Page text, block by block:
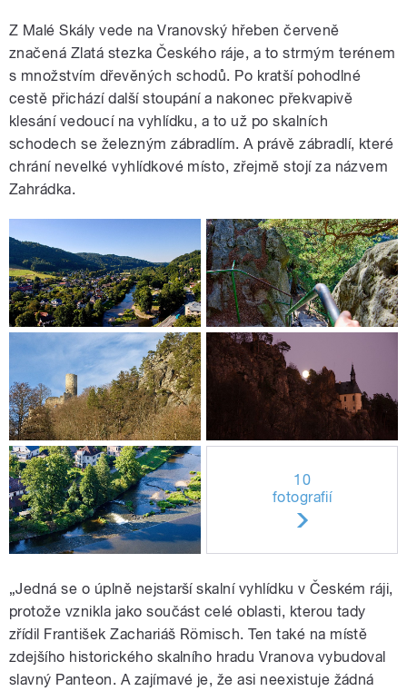
Z Malé Skály vede na Vranovský hřeben červeně
značená Zlatá stezka Českého ráje, a to strmým terénem
s množstvím dřevěných schodů. Po kratší pohodlné
cestě přichází další stoupání a nakonec překvapivě
klesání vedoucí na vyhlídku, a to už po skalních
schodech se železným zábradlím. A právě zábradlí, které
chrání nevelké vyhlídkové místo, zřejmě stojí za názvem
Zahrádka.
10
fotografií
„Jedná se o úplně nejstarší skalní vyhlídku v Českém ráji,
protože vznikla jako součást celé oblasti, kterou tady
zřídil František Zachariáš Römisch. Ten také na místě
zdejšího historického skalního hradu Vranova vybudoval
slavný Panteon. A zajímavé je, že asi neexistuje žádná